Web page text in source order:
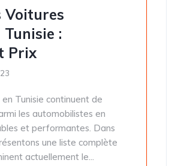
Voitures
:
Prix
Tunisie continuent de
les automobilistes en
et performantes. Dans
une liste complète
actuellement le...